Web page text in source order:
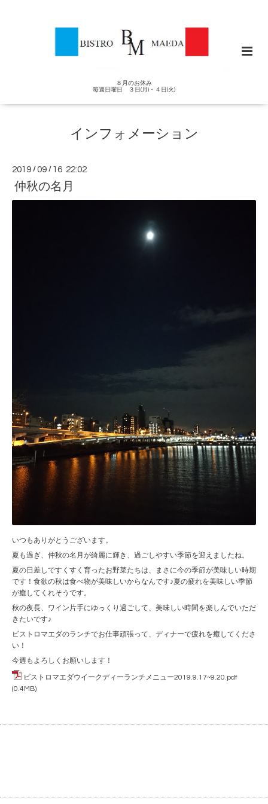
８月のお休み
毎週日曜日 ３日(月)・４日(火)
インフォメーション
2019 /09 / 16 22:02
仲秋の名月
いつもありがとうございます。
夏も過ぎ、仲秋の名月が綺麗に輝き、過ごしやすい季節を迎えましたね。
夏の日差しですくすく育ったお野菜たちは、まさに今の季節が美味しい時期
です！食欲の秋は食べ物が美味しいからなんです♪夏の疲れを美味しい季節
が癒してくれそうです。
秋の夜長、ワイン片手にゆっくり過ごして、美味しい時間を楽しんでいただ
きたいです♪
ビストロマエダのランチでお仕事頑張って、ディナーで疲れを癒してくださ
い！
今週もよろしくお願いします！
ビストロマエダウイークディーランチメニュー2019.9.17~9.20.pdf
(0.4MB)